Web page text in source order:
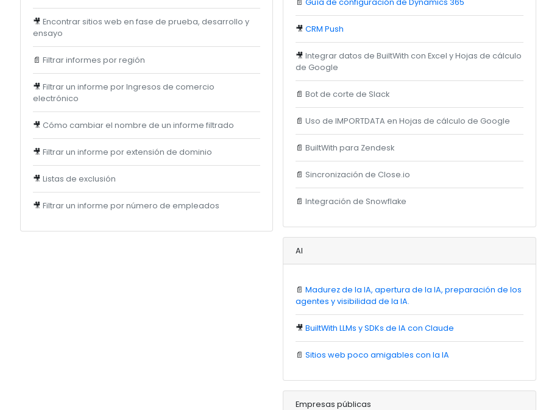
🎥 Encontrar sitios web en fase de prueba, desarrollo y
ensayo
📄 Filtrar informes por región
🎥 Filtrar un informe por Ingresos de comercio
electrónico
🎥 Cómo cambiar el nombre de un informe filtrado
🎥 Filtrar un informe por extensión de dominio
🎥 Listas de exclusión
🎥 Filtrar un informe por número de empleados
📄Guía de configuración de Dynamics 365
🎥CRM Push
🎥Integrar datos de BuiltWith con Excel y Hojas de cálculo
de Google
📄Bot de corte de Slack
📄Uso de IMPORTDATA en Hojas de cálculo de Google
📄BuiltWith para Zendesk
📄 Sincronización de Close.io
📄Integración de Snowflake
AI
📄Madurez de la IA, apertura de la IA, preparación de los
agentes y visibilidad de la IA.
🎥BuiltWith LLMs y SDKs de IA con Claude
📄Sitios web poco amigables con la IA
Empresas públicas